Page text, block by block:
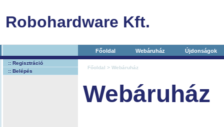
Robohardware Kft.
Főoldal Webáruház Újdonságok
:: Regisztráció
:: Belépés
Főoldal > Webáruház
Webáruház